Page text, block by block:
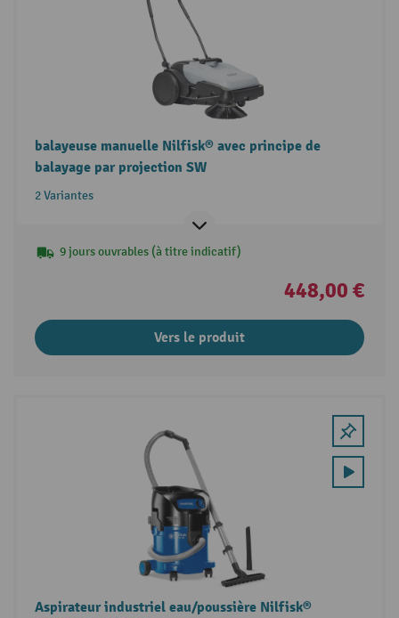
balayeuse manuelle Nilfisk® avec principe de
balayage par projection SW
2 Variantes
9 jours ouvrables (à titre indicatif)
448,00 €
Vers le produit
Aspirateur industriel eau/poussière Nilfisk®